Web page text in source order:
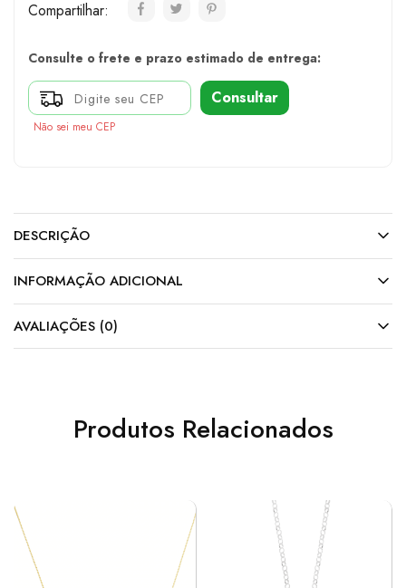
Compartilhar:
Consulte o frete e prazo estimado de entrega:
Consultar
Não sei meu CEP
DESCRIÇÃO
INFORMAÇÃO ADICIONAL
AVALIAÇÕES (0)
Produtos Relacionados